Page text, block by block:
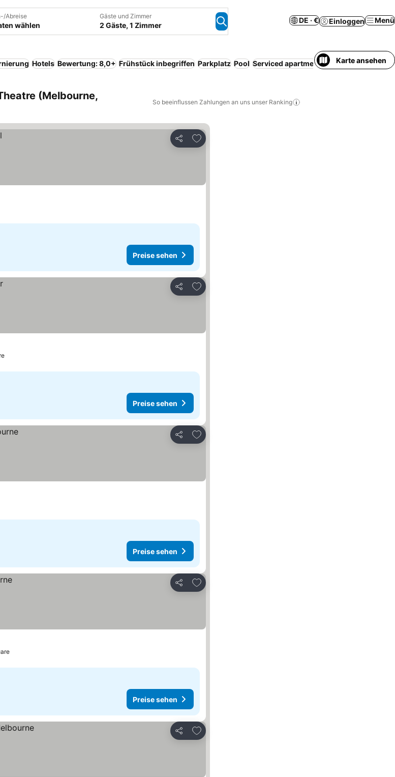
Abreise
wählen
Gäste und Zimmer
2 Gäste, 1 Zimmer
DE · € Einloggen Menü
Hotels Bewertung: 8,0+ Frühstück inbegriffen Parkplatz Pool Serviced apartment Ganzes Haus/
Karte ansehen
(Melbourne,
So beeinflussen Zahlungen an uns unser Ranking
Teilen
Zu Favoriten hinzufügen
Preise sehen
Teilen
Zu Favoriten hinzufügen
Preise sehen
Teilen
Zu Favoriten hinzufügen
Preise sehen
Teilen
Zu Favoriten hinzufügen
Preise sehen
Teilen
Zu Favoriten hinzufügen